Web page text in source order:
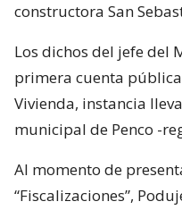
constructora San
Los dichos del jefe del
primera cuenta
Vivienda, instancia
municipal de Penco -
Al momento de
“Fiscalizaciones”,